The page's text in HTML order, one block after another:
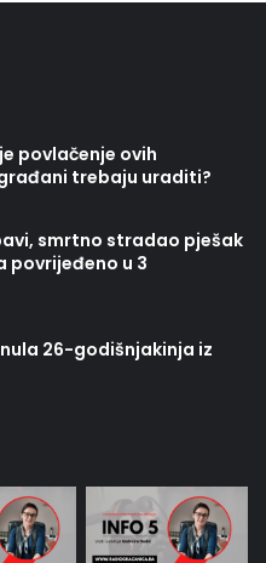
povlačenje ovih
trebaju uraditi?
smrtno stradao pješak
povrijeđeno u 3
26-godišnjakinja iz